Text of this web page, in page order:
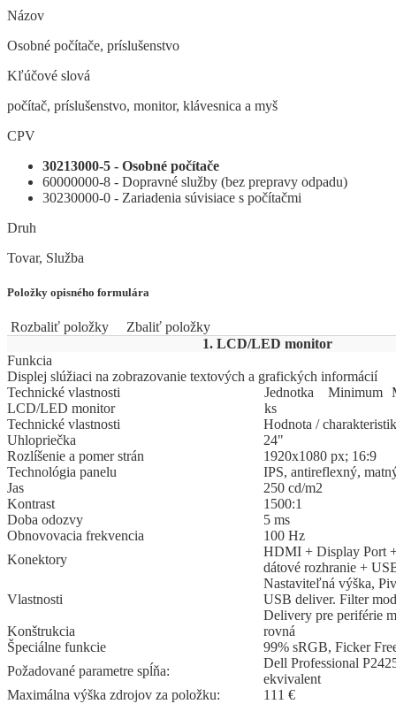
Názov
Osobné počítače, príslušenstvo
Kľúčové slová
počítač, príslušenstvo, monitor, klávesnica a myš
CPV
30213000-5 - Osobné počítače
60000000-8 - Dopravné služby (bez prepravy odpadu)
30230000-0 - Zariadenia súvisiace s počítačmi
Druh
Tovar, Služba
Položky opisného formulára
Rozbaliť položky
Zbaliť položky
1. LCD/LED monitor
Funkcia
Displej slúžiaci na zobrazovanie textových a grafických informácií
Technické vlastnosti
Jed­not­ka Mi­ni­mum
LCD/LED monitor
ks
Technické vlastnosti
Hodnota /
Uhlopriečka
24"
Rozlíšenie a pomer strán
1920x1080 px; 16:9
Technológia panelu
IPS, antireflexný,
Jas
250 cd/m2
Kontrast
1500:1
Doba odozvy
5 ms
Obnovovacia frekvencia
100 Hz
Konektory
HDMI + Display Port
dátové rozhranie +
Vlastnosti
Nastaviteľná výška,
USB deliver. Filter
Delivery pre periférie
Konštrukcia
rovná
Špeciálne funkcie
99% sRGB, Ficker
Požadované parametre spĺňa:
Dell Professional
ekvivalent
Maximálna výška zdrojov za položku:
111 €